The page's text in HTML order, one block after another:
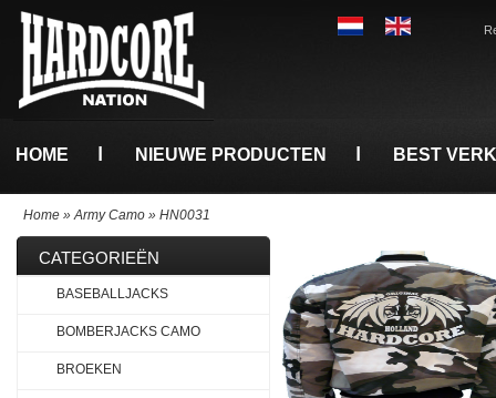
HOME NIEUWE PRODUCTEN BEST
Home »Army Camo » HN0031
CATEGORIEËN
BASEBALLJACKS
BOMBERJACKS CAMO
BROEKEN